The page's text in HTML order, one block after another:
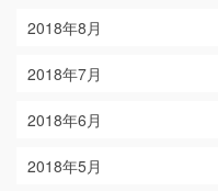
2018年8月
2018年7月
2018年6月
2018年5月